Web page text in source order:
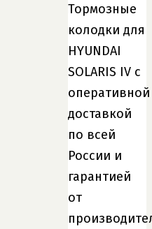
Тормозные
колодки для
HYUNDAI
SOLARIS IV с
оперативной
доставкой
по всей
России и
гарантией
от